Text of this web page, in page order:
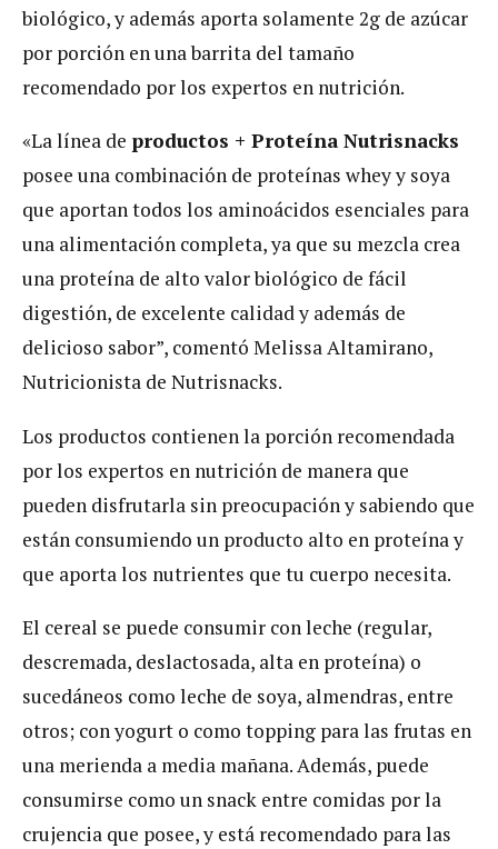
biológico, y además aporta solamente 2g de azúcar
por porción en una barrita del tamaño
recomendado por los expertos en nutrición.
«La línea de productos + Proteína Nutrisnacks
posee una combinación de proteínas whey y soya
que aportan todos los aminoácidos esenciales para
una alimentación completa, ya que su mezcla crea
una proteína de alto valor biológico de fácil
digestión, de excelente calidad y además de
delicioso sabor”, comentó Melissa Altamirano,
Nutricionista de Nutrisnacks.
Los productos contienen la porción recomendada
por los expertos en nutrición de manera que
pueden disfrutarla sin preocupación y sabiendo que
están consumiendo un producto alto en proteína y
que aporta los nutrientes que tu cuerpo necesita.
El cereal se puede consumir con leche (regular,
descremada, deslactosada, alta en proteína) o
sucedáneos como leche de soya, almendras, entre
otros; con yogurt o como topping para las frutas en
una merienda a media mañana. Además, puede
consumirse como un snack entre comidas por la
crujencia que posee, y está recomendado para las